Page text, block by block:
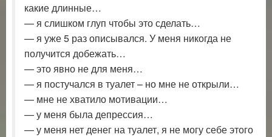
какие длинные…
— я слишком глуп чтобы это сделать…
— я уже 5 раз описывался. У меня никогда не
получится добежать…
— это явно не для меня…
— я постучался в туалет – но мне не открыли…
— мне не хватило мотивации…
— у меня была депрессия…
— у меня нет денег на туалет, я не могу себе этого